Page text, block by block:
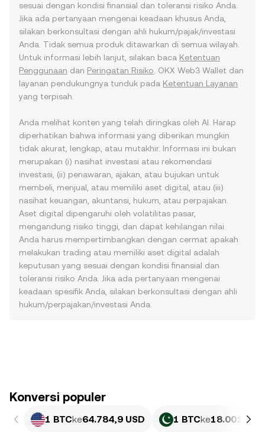
sesuai dengan kondisi finansial dan toleransi risiko Anda.
Jika ada pertanyaan mengenai keadaan khusus Anda,
silakan berkonsultasi dengan ahli hukum/pajak/investasi
Anda. Tidak semua produk ditawarkan di semua wilayah.
Untuk informasi lebih lanjut, silakan baca Ketentuan
Penggunaan dan Peringatan Risiko . OKX Web3 Wallet dan
layanan pendukungnya tunduk pada Ketentuan Layanan
yang terpisah.
Anda melihat konten yang telah diringkas oleh AI. Harap
diperhatikan bahwa informasi yang diberikan mungkin
tidak akurat, lengkap, atau mutakhir. Informasi ini bukan
merupakan (i) nasihat investasi atau rekomendasi
investasi, (ii) penawaran, ajakan, atau bujukan untuk
membeli, menjual, atau memiliki aset digital, atau (iii)
nasihat keuangan, akuntansi, hukum, atau perpajakan.
Aset digital dipengaruhi oleh volatilitas pasar,
mengandung risiko tinggi, dan dapat kehilangan nilai.
Anda harus mempertimbangkan dengan cermat apakah
melakukan trading atau memiliki aset digital adalah
keputusan yang sesuai dengan kondisi finansial dan
toleransi risiko Anda. Jika ada pertanyaan mengenai
keadaan spesifik Anda, silakan berkonsultasi dengan ahli
hukum/perpajakan/investasi Anda.
Konversi populer
1 BTCke64.784,9 USD 1 BTCke